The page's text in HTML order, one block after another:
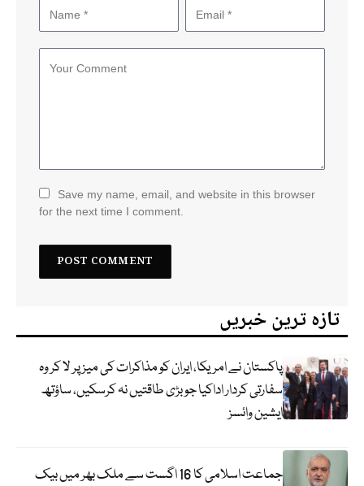
Save my name, email, and website in this browser
for the next time I comment.
تازہ ترین خبریں
پاکستان نے امریکا، ایران کو مذاکرات کی میز پر لا کر وہ
سفارتی کردار اداکیا جو بڑی طاقتیں نہ کرسکیں، ساؤتھ
ایشین وائسز
جماعت اسلامی کا 16 اگست سے ملک بھر میں بیک